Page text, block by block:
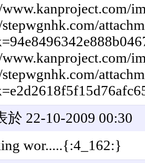
於 22-10-2009 00:30
wor.....{:4_162:}